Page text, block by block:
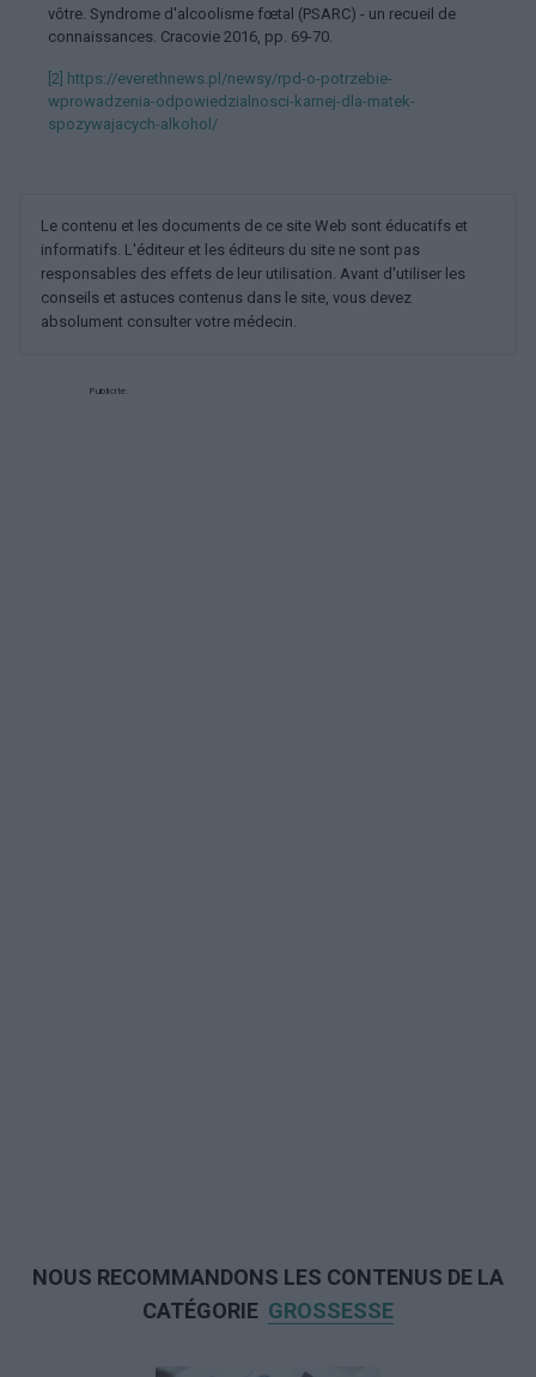
vôtre. Syndrome d'alcoolisme fœtal (PSARC) - un recueil de
connaissances. Cracovie 2016, pp. 69-70.
[2] https://everethnews.pl/newsy/rpd-o-potrzebie-
wprowadzenia-odpowiedzialnosci-karnej-dla-matek-
spozywajacych-alkohol/
Le contenu et les documents de ce site Web sont éducatifs et
informatifs. L'éditeur et les éditeurs du site ne sont pas
responsables des effets de leur utilisation. Avant d'utiliser les
conseils et astuces contenus dans le site, vous devez
absolument consulter votre médecin.
Publicité:
NOUS RECOMMANDONS LES CONTENUS DE LA
CATÉGORIE GROSSESSE